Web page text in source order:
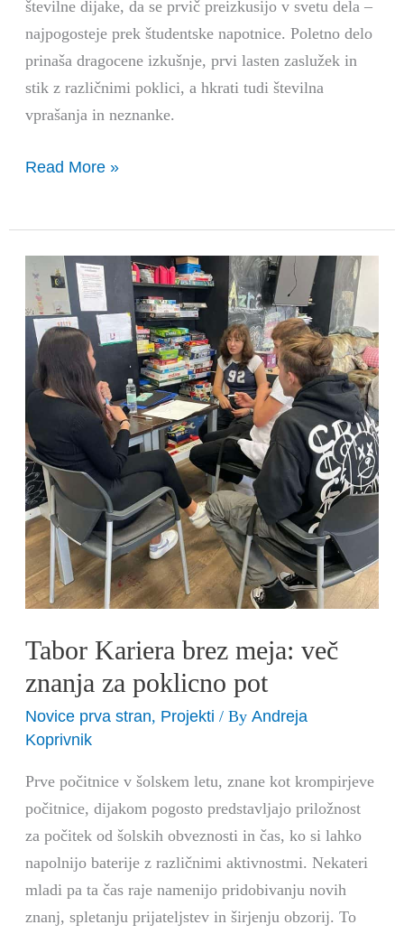
številne dijake, da se prvič preizkusijo v svetu dela –
najpogosteje prek študentske napotnice. Poletno delo
prinaša dragocene izkušnje, prvi lasten zaslužek in
stik z različnimi poklici, a hkrati tudi številna
vprašanja in neznanke.
Read More »
Tabor Kariera brez meja: več
znanja za poklicno pot
Novice prva stran, Projekti / ByAndreja
Koprivnik
Prve počitnice v šolskem letu, znane kot krompirjeve
počitnice, dijakom pogosto predstavljajo priložnost
za počitek od šolskih obveznosti in čas, ko si lahko
napolnijo baterije z različnimi aktivnostmi. Nekateri
mladi pa ta čas raje namenijo pridobivanju novih
znanj, spletanju prijateljstev in širjenju obzorij. To
Tabor
Kariera
brez
meja:
več
znanja
za
poklicno
pot